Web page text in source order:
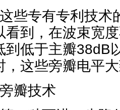
些专有专利技术
看到，在波束宽
到低于主瓣38dB
，这些旁瓣电平
瓣技术